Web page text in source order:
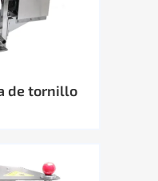
de tornillo